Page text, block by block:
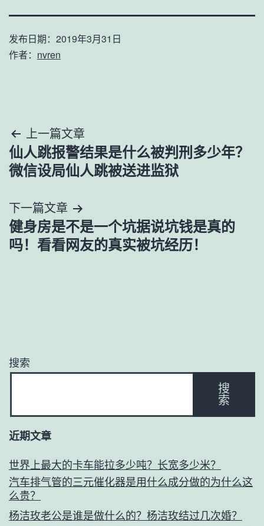
发布日期： 2019年3月31日
作者： nvren
文
章
航
上一篇文章
仙人跳报警结果是什么被判刑多少年？
微信设局仙人跳被送进监狱
下一篇文章
健身房是不是一个坑据说坑钱是真的
吗！看看网友的真实被坑经历！
搜索
搜
索
近期文章
世界上最大的卡车能拉多少吨？长宽多少米？
汽车排气管的三元催化器是用什么成分做的为什么这
么贵？
杨洁玫老公是谁是做什么的？杨洁玫结过几次婚？